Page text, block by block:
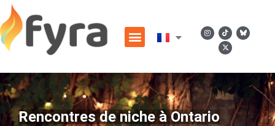
Rencontres de niche à Ontario